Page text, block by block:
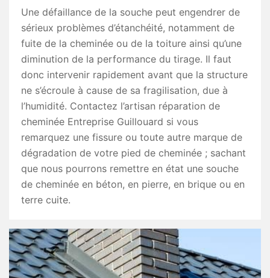
Une défaillance de la souche peut engendrer de
sérieux problèmes d’étanchéité, notamment de
fuite de la cheminée ou de la toiture ainsi qu’une
diminution de la performance du tirage. Il faut
donc intervenir rapidement avant que la structure
ne s’écroule à cause de sa fragilisation, due à
l’humidité. Contactez l’artisan réparation de
cheminée Entreprise Guillouard si vous
remarquez une fissure ou toute autre marque de
dégradation de votre pied de cheminée ; sachant
que nous pourrons remettre en état une souche
de cheminée en béton, en pierre, en brique ou en
terre cuite.